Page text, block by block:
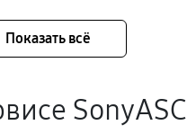
Показать всё
SonyASC